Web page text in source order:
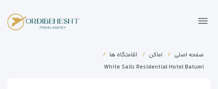
صفحه اصلی اماکن
اقامتگاه ها
White Sails Residential Hotel Batumi